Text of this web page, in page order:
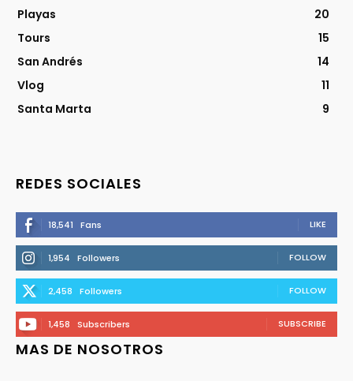
Playas
20
Tours
15
San Andrés
14
Vlog
11
Santa Marta
9
REDES SOCIALES
18,541 Fans LIKE
1,954 Followers FOLLOW
2,458 Followers FOLLOW
1,458 Subscribers SUBSCRIBE
MAS DE NOSOTROS